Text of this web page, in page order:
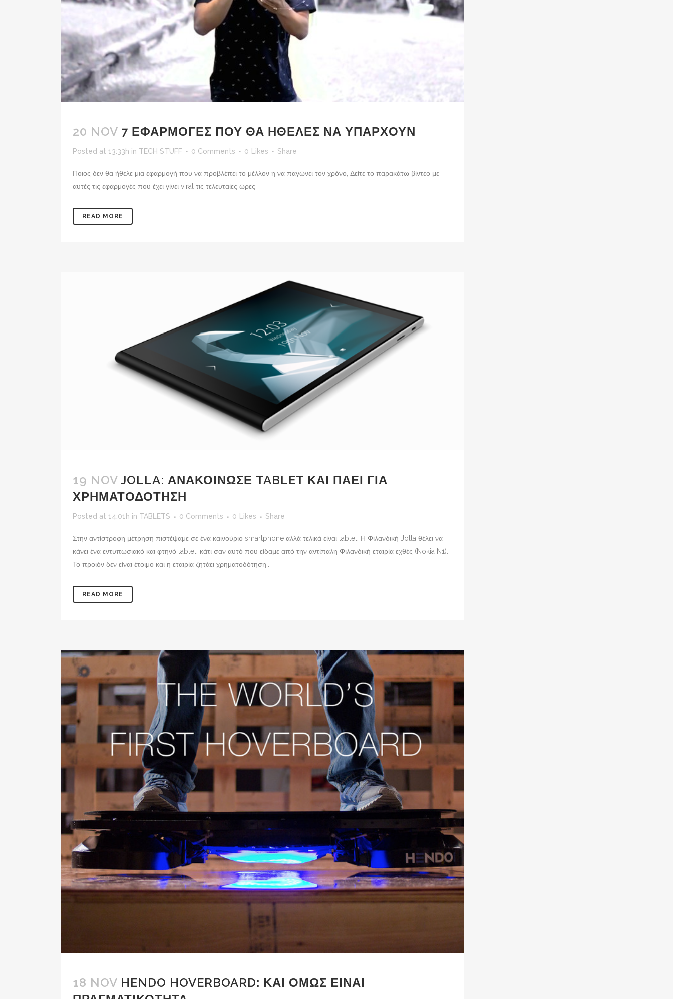
20 NOV 7 ΕΦΑΡΜΟΓΕΣ ΠΟΥ ΘΑ ΗΘΕΛΕΣ ΝΑ ΥΠΑΡΧΟΥΝ
Posted at 13:33h in TECH STUFF 0 Comments 0 Likes Share
Ποιος δεν θα ήθελε μια εφαρμογή που να προβλέπει το μέλλον η να παγώνει τον χρόνο; Δείτε το παρακάτω βίντεο με
αυτές τις εφαρμογές που έχει γίνει viral τις τελευταίες ώρες…
READ MORE
19 NOV JOLLA: ΑΝΑΚΟΙΝΩΣΕ TABLET ΚΑΙ ΠΑΕΙ ΓΙΑ
ΧΡΗΜΑΤΟΔΟΤΗΣΗ
Posted at 14:01h in TABLETS 0 Comments 0 Likes Share
Στην αντίστροφη μέτρηση πιστέψαμε σε ένα καινούριο smartphone αλλά τελικά είναι tablet. Η Φιλανδική Jolla θέλει να
κάνει ένα εντυπωσιακό και φτηνό tablet, κάτι σαν αυτό που είδαμε από την αντίπαλη Φιλανδική εταιρία εχθές (Nokia N1).
Το προιόν δεν είναι έτοιμο και η εταιρία ζητάει χρηματοδότηση...
READ MORE
18 NOV HENDO HOVERBOARD: ΚΑΙ ΟΜΩΣ ΕΙΝΑΙ